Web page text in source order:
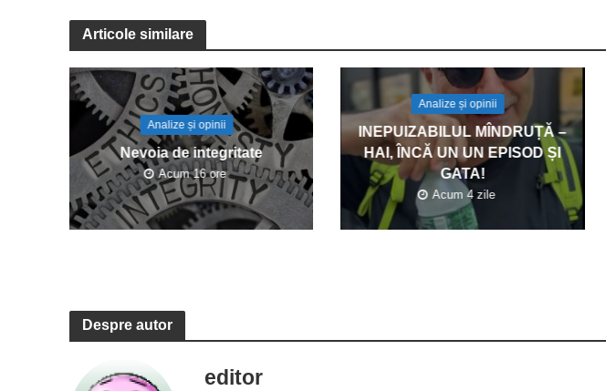
Articole similare
Analize și opinii
Nevoia de integritate
Acum 16 ore
Analize și opinii
INEPUIZABILUL MÎNDRUȚĂ –
HAI, ÎNCĂ UN UN EPISOD ȘI
GATA!
Acum 4 zile
Despre autor
editor